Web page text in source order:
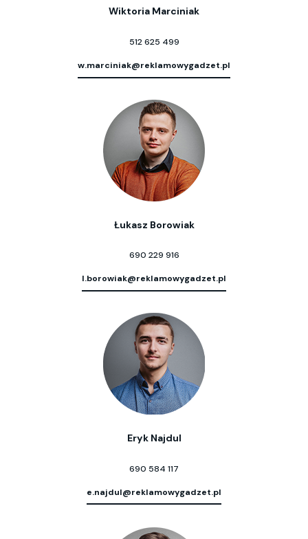
Wiktoria Marciniak
512 625 499
w.marciniak@reklamowygadzet.pl
Łukasz Borowiak
690 229 916
l.borowiak@reklamowygadzet.pl
Eryk Najdul
690 584 117
e.najdul@reklamowygadzet.pl